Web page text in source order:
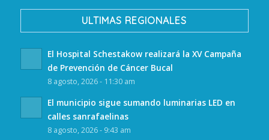
ULTIMAS REGIONALES
El Hospital Schestakow realizará la XV Campaña
de Prevención de Cáncer Bucal
8 agosto, 2026 - 11:30 am
El municipio sigue sumando luminarias LED en
calles sanrafaelinas
8 agosto, 2026 - 9:43 am